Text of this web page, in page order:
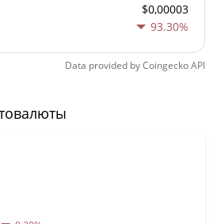
$0,00003
93.30%
Data provided byCoingeckoAPI